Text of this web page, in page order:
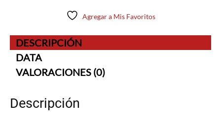
Agregar a Mis Favoritos
DESCRIPCIÓN
DATA
VALORACIONES (0)
Descripción